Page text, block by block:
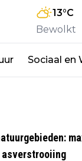
13°C
Bewolkt
Sociaal en
asverstrooiing